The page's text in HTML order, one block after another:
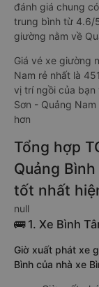
đánh giá chung
trung bình từ 4.6/
giường nằm về
Giá vé xe giường
Nam rẻ nhất là
vị trí ngồi của bạn
Sơn - Quảng
hơn
Tổng hợp
Quảng
tốt nhất
null
🚌 1. Xe Bình
Giờ xuất phát xe
Bình của nhà xe